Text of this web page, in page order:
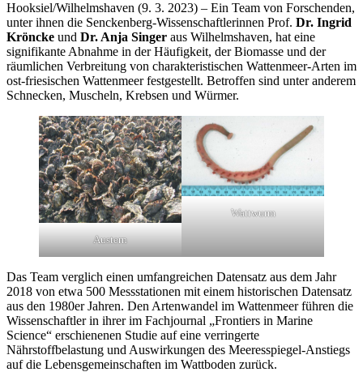
Hooksiel/Wilhelmshaven (9. 3. 2023) – Ein Team von Forschenden,
unter ihnen die Senckenberg-Wissenschaftlerinnen Prof. Dr. Ingrid
Kröncke und Dr. Anja Singer aus Wilhelmshaven, hat eine
signifikante Abnahme in der Häufigkeit, der Biomasse und der
räumlichen Verbreitung von charakteristischen Wattenmeer-Arten im
ost-friesischen Wattenmeer festgestellt. Betroffen sind unter anderem
Schnecken, Muscheln, Krebsen und Würmer.
Austern
Wattwurm
Das Team verglich einen umfangreichen Datensatz aus dem Jahr
2018 von etwa 500 Messstationen mit einem historischen Datensatz
aus den 1980er Jahren. Den Artenwandel im Wattenmeer führen die
Wissenschaftler in ihrer im Fachjournal „Frontiers in Marine
Science“ erschienenen Studie auf eine verringerte
Nährstoffbelastung und Auswirkungen des Meeresspiegel-Anstiegs
auf die Lebensgemeinschaften im Wattboden zurück.